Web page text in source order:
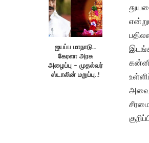
ஐயப்ப மாநாடு…
கேரளா அரசு
அழைப்பு – முதல்வர்
ஸ்டாலின் மறுப்பு..!
அவை